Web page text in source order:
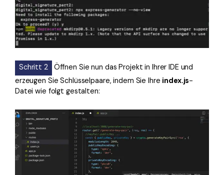
Schritt 2
Öffnen Sie nun das Projekt in Ihrer IDE und
erzeugen Sie Schlüsselpaare, indem Sie Ihre index.js-
Datei wie folgt gestalten: